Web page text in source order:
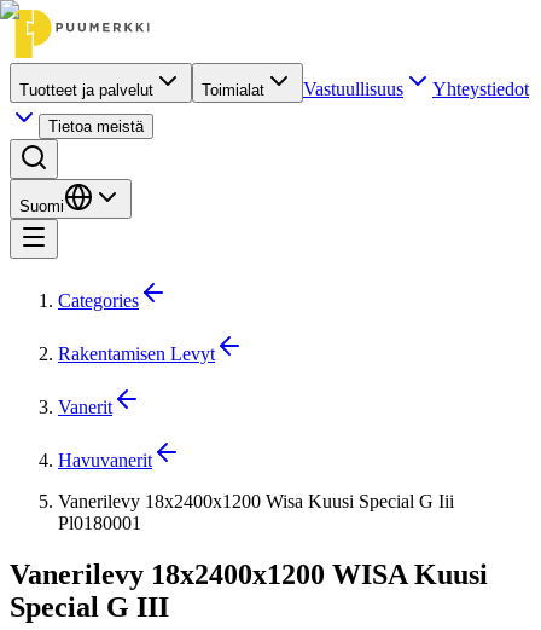
Tuotteet ja palvelut Toimialat Vastuullisuus Yhteystiedot
Tietoa meistä
Suomi
Categories
Rakentamisen Levyt
Vanerit
Havuvanerit
Vanerilevy 18x2400x1200 Wisa Kuusi Special G Iii
Pl0180001
Vanerilevy 18x2400x1200 WISA Kuusi
Special G III